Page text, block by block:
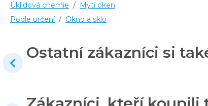
Úklidová chemie / Mytí oken
Podle určení / Okno a sklo
Ostatní zákazníci si